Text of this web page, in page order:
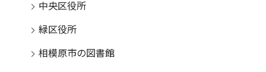
中央区役所
緑区役所
相模原市の図書館